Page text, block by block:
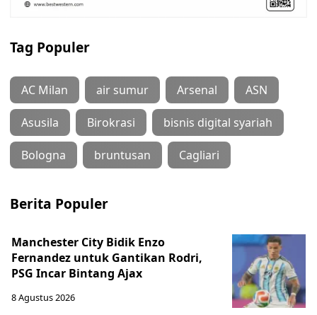
Tag Populer
AC Milan air sumur Arsenal ASN
Asusila Birokrasi bisnis digital syariah
Bologna bruntusan Cagliari
Berita Populer
Manchester City Bidik Enzo
Fernandez untuk Gantikan Rodri,
PSG Incar Bintang Ajax
8 Agustus 2026